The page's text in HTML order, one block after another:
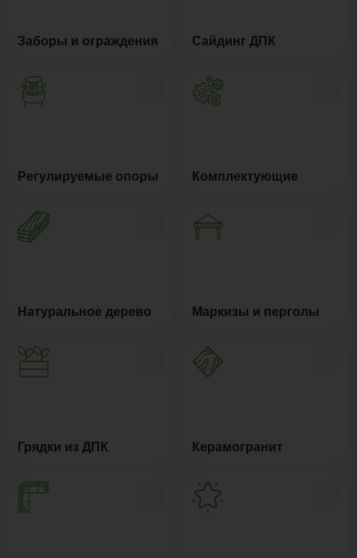
Заборы и ограждения Сайдинг ДПК
Регулируемые опоры Комплектующие
Натуральное дерево Маркизы и перголы
Грядки из ДПК Керамогранит